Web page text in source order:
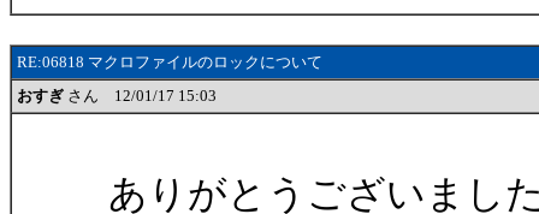
RE:06818 マクロファイルのロックについて
おすぎ さん 12/01/17 15:03
ありがとうございまし